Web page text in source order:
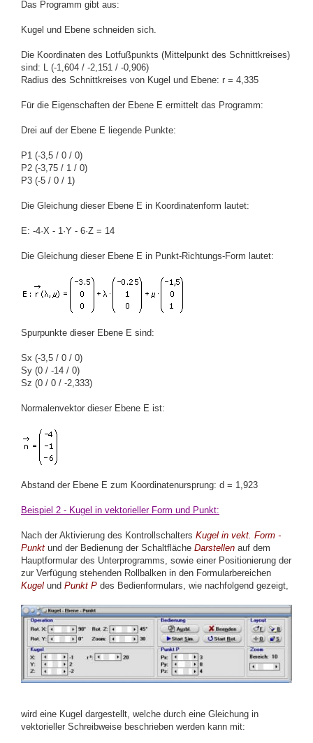
Das Programm gibt aus:
Kugel und Ebene schneiden sich.
Die Koordinaten des Lotfußpunkts (Mittelpunkt des Schnittkreises)
sind: L (-1,604 / -2,151 / -0,906)
Radius des Schnittkreises von Kugel und Ebene: r = 4,335
Für die Eigenschaften der Ebene E ermittelt das Programm:
Drei auf der Ebene E liegende Punkte:
P1 (-3,5 / 0 / 0)
P2 (-3,75 / 1 / 0)
P3 (-5 / 0 / 1)
Die Gleichung dieser Ebene E in Koordinatenform lautet:
E: -4·X - 1·Y - 6·Z = 14
Die Gleichung dieser Ebene E in Punkt-Richtungs-Form lautet:
Spurpunkte dieser Ebene E sind:
Sx (-3,5 / 0 / 0)
Sy (0 / -14 / 0)
Sz (0 / 0 / -2,333)
Normalenvektor dieser Ebene E ist:
Abstand der Ebene E zum Koordinatenursprung: d = 1,923
Beispiel 2 - Kugel in vektorieller Form und Punkt:
Nach der Aktivierung des Kontrollschalters Kugel in vekt. Form -
Punkt und der Bedienung der Schaltfläche Darstellen auf dem
Hauptformular des Unterprogramms, sowie einer Positionierung der
zur Verfügung stehenden Rollbalken in den Formularbereichen
Kugel und Punkt P des Bedienformulars, wie nachfolgend gezeigt,
wird eine Kugel dargestellt, welche durch eine Gleichung in
vektorieller Schreibweise beschrieben werden kann mit: